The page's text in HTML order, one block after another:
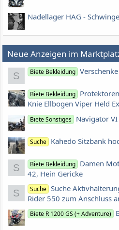
Nadellager HAG -
Neue Anzeigen im
S Biete Bekleidung
Biete Bekleidung
Knie Ellbogen Viper Held
Biete Sonstiges Navigator
Suche Kahedo Sitzbank
S Biete Bekleidung Damen
42, Hein Gericke
S Suche Suche
Rider 550 zum Anschluss
Biete R 1200 GS (+ Adventure)